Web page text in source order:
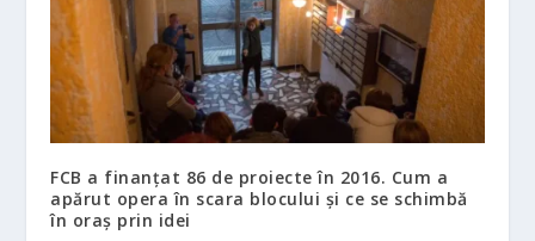
FCB a finanțat 86 de proiecte în 2016. Cum a
apărut opera în scara blocului și ce se schimbă
în oraș prin idei